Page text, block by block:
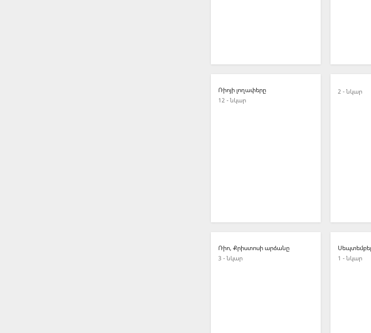
Ռիոյի լողափերը
12 - նկար
2 - նկար
Ռիո, Քրիստոսի արձանը
3 - նկար
1 - նկար